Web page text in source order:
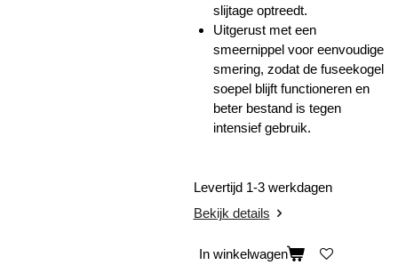
slijtage optreedt.
Uitgerust met een
smeernippel voor eenvoudige
smering, zodat de fuseekogel
soepel blijft functioneren en
beter bestand is tegen
intensief gebruik.
Levertijd 1-3 werkdagen
Bekijk details
In winkelwagen